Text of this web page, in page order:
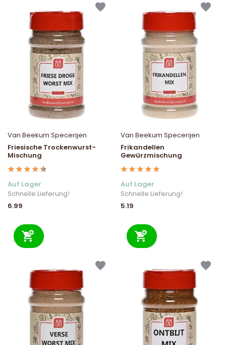
Van Beekum Specerijen
Friesische Trockenwurst-
Mischung
Auf Lager
Schnelle Lieferung!
6.99
Van Beekum Specerijen
Frikandellen
Gewürzmischung
Auf Lager
Schnelle Lieferung!
5.19